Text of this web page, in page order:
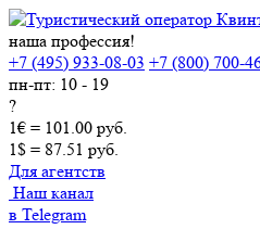
наша профессия!
+7 (495) 933-08-03 +7 (800) 700-
пн-пт: 10 - 19
?
1€ = 101.00 руб.
1$ = 87.51 руб.
Для агентств
Наш канал
в Telegram